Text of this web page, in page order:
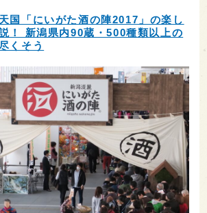
国「にいがた酒の陣2017」の楽し
！ 新潟県内90蔵・500種類以上の
くそう